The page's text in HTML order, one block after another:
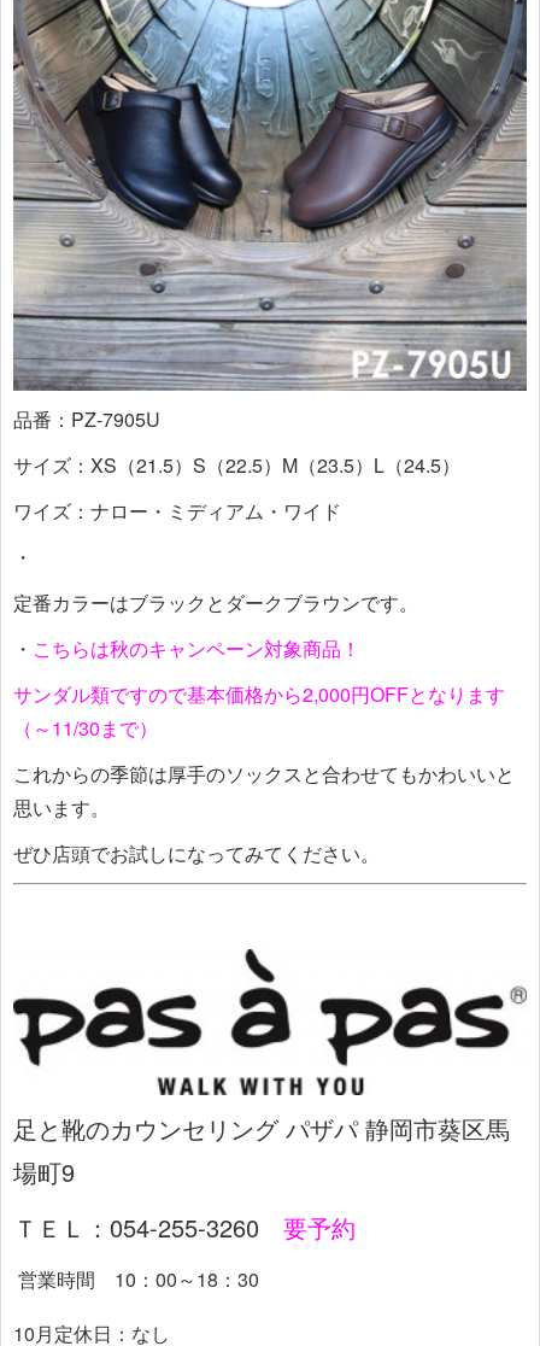
品番：PZ-7905U
サイズ：XS（21.5）S（22.5）M（23.5）L（24.5）
ワイズ：ナロー・ミディアム・ワイド
・
定番カラーはブラックとダークブラウンです。
・ こちらは秋のキャンペーン対象商品！
サンダル類ですので基本価格から2,000円OFFとなります
（～11/30まで）
これからの季節は厚手のソックスと合わせてもかわいいと
思います。
ぜひ店頭でお試しになってみてください。
足と靴のカウンセリング パザパ 静岡市葵区馬
場町9
ＴＥＬ：054-255-3260 要予約
営業時間 10：00～18：30
10月定休日：なし